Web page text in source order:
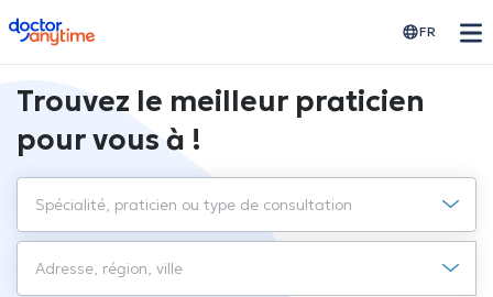
doctoranytime FR
Trouvez le meilleur praticien
pour vous à !